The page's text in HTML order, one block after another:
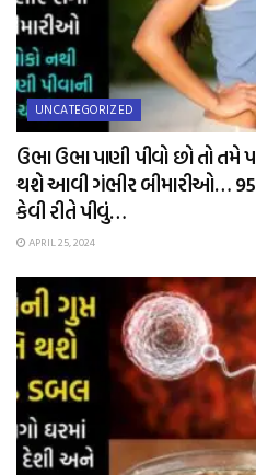
UNCATEGORIZED
ઉભા ઉભા પાણી પીવો છો તો તમે
થશે આવી ગંભીર બીમારીઓ…
કેવી રીતે પીવું…
APRIL 25, 2024